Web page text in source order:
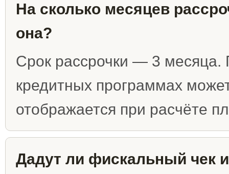
На сколько месяцев
она?
Срок рассрочки — 3 месяца.
кредитных программах
отображается при расчёте
Дадут ли фискальный чек